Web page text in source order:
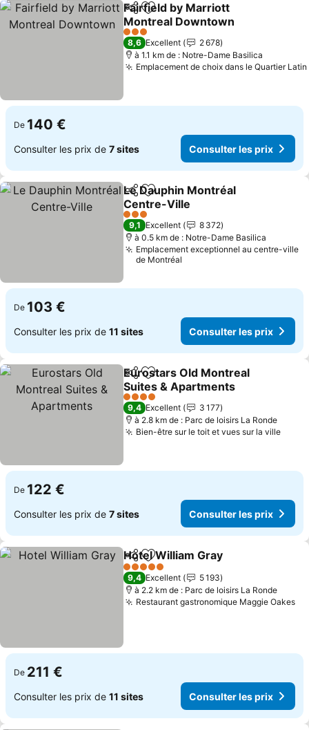
PartagerAjouter à mes favoris
Fairfield by Marriott
Montreal Downtown
Consulter les prix
3 Étoiles
8,6 Excellent
2 678
à 1.1 km de : Notre-Dame Basilica
Emplacement de choix dans le Quartier Latin
De 140 €
Consulter les prix de 7 sites Consulter les prix
PartagerAjouter à mes favoris
Le Dauphin Montréal
Centre-Ville
Consulter les prix
3 Étoiles
9,1 Excellent
8 372
à 0.5 km de : Notre-Dame Basilica
Emplacement exceptionnel au centre-ville
de Montréal
De 103 €
Consulter les prix de 11 sites Consulter les prix
PartagerAjouter à mes favoris
Eurostars Old Montreal
Suites & Apartments
Consulter les prix
4 Étoiles
9,4 Excellent
3 177
à 2.8 km de : Parc de loisirs La Ronde
Bien-être sur le toit et vues sur la ville
De 122 €
Consulter les prix de 7 sites Consulter les prix
PartagerAjouter à mes favoris
Hotel William Gray
5 Étoiles
9,4 Excellent
5 193
à 2.2 km de : Parc de loisirs La Ronde
Restaurant gastronomique Maggie Oakes
De 211 €
Consulter les prix de 11 sites Consulter les prix